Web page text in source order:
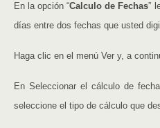
En la opción “Calculo de Fechas”
días entre dos fechas que usted
Haga clic en el menú Ver y, a
En Seleccionar el cálculo de
seleccione el tipo de cálculo que